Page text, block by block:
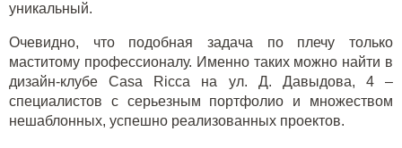
уникальный.
Очевидно, что подобная задача по плечу только
маститому профессионалу. Именно таких можно найти в
дизайн-клубе Casa Ricca на ул. Д. Давыдова, 4 –
специалистов с серьезным портфолио и множеством
нешаблонных, успешно реализованных проектов.